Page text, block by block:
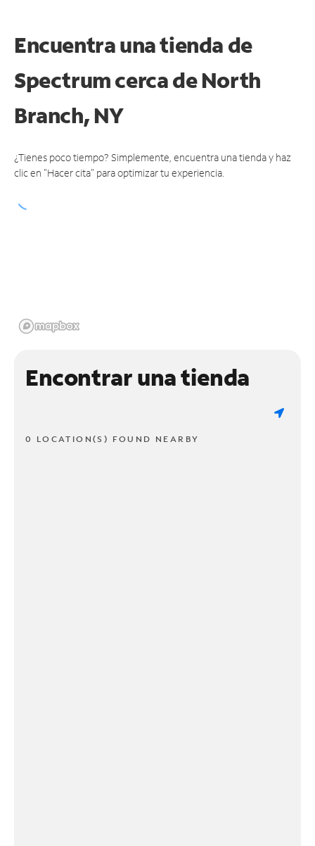
Encuentra una tienda de
Spectrumcerca de North
Branch, NY
¿Tienes poco tiempo? Simplemente, encuentra una tienda y haz
clic en "Hacer cita" para optimizar tu experiencia.
Encontrar una tienda
0 LOCATION(S) FOUND NEARBY